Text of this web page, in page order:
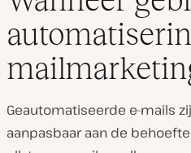
Geautomatiseerde e-mails
aanpasbaar aan de